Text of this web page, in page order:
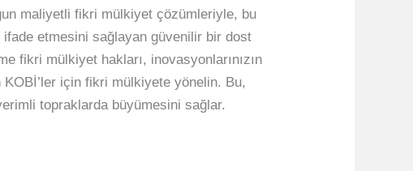
maliyetli fikri mülkiyet çözümleriyle, bu
ifade etmesini sağlayan güvenilir bir dost
fikri mülkiyet hakları, inovasyonlarınızın
için fikri mülkiyete yönelin. Bu,
topraklarda büyümesini sağlar.